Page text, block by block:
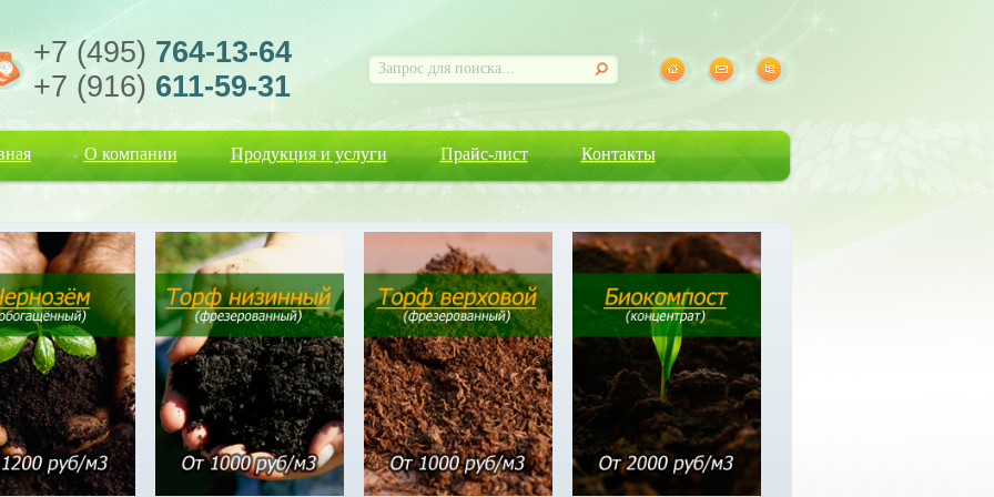
+7 (495) 764-13-64
+7 (916) 611-59-31
О компании Продукция и услуги Прайс-лист Контакты